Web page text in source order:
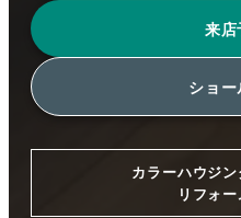
来店
ショ
カラーハウジ
リフォ